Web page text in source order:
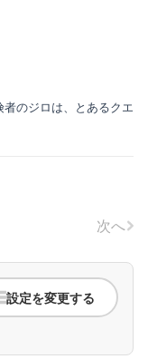
のジロは、とあるクエ
次へ
設定を変更する